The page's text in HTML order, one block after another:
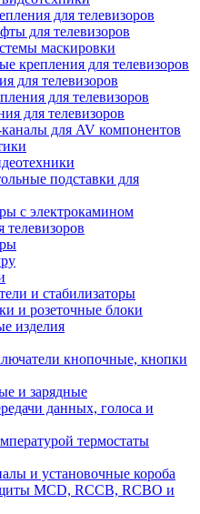
для телевизоров
для телевизоров
маскировки
крепления для телевизоров
для телевизоров
для телевизоров
для телевизоров
для AV компонентов
подставки для
с электрокамином
и стабилизаторы
и розеточные блоки
изделия
кнопочные, кнопки
и зарядные
данных, голоса и
термостаты
и установочные короба
MCD, RCCB, RCBO и